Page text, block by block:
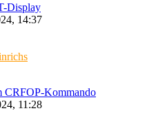
Display
14:37
CRFOP-Kommando
11:28